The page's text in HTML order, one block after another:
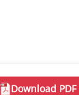
Download PDF